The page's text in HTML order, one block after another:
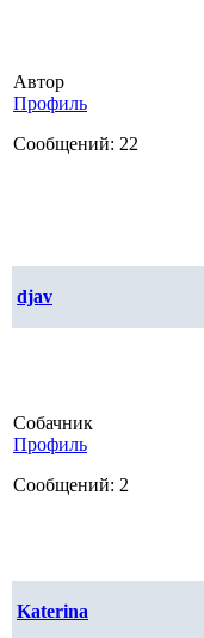
Автор
Профиль
Сообщений: 22
djav
Собачник
Профиль
Сообщений: 2
Katerina